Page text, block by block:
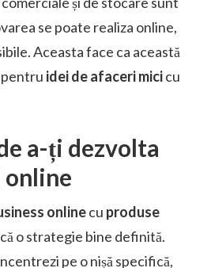
se poate realiza online,
Aceasta face ca această
pentru idei de afaceri micicu
a-ți dezvolta
online
onlinecu produse
o strategie bine definită.
pe o nișă specifică,